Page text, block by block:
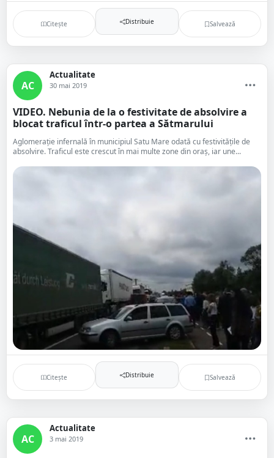
Citește Distribuie Salvează
AC
Actualitate
30 mai 2019
VIDEO. Nebunia de la o festivitate de absolvire a
blocat traficul într-o partea a Sătmarului
Aglomerație infernală în municipiul Satu Mare odată cu festivitățile de
absolvire. Traficul este crescut în mai multe zone din oraș, iar une...
Citește Distribuie Salvează
AC
Actualitate
3 mai 2019